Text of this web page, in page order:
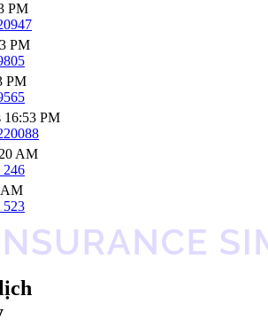
PM
PM
PM
16:53 PM
AM
246
AM
523